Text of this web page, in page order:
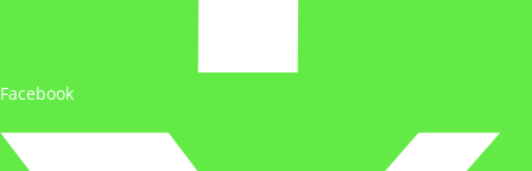
Facebook